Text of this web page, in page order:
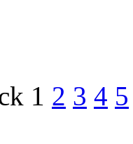
1 2 3 4 5